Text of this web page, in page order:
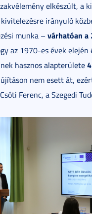
elkészült, a
irányuló
munka – várhatóan a
az 1970-es évek elején
hasznos alapterülete
nem esett át,
Ferenc, a Szegedi